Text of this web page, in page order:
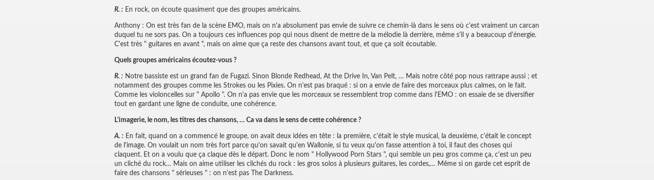
R. : En rock, on écoute quasiment que des groupes américains.
Anthony : On est très fan de la scène EMO, mais on n'a absolument pas envie de suivre ce chemin-là dans le sens où c'est vraiment un carcan
duquel tu ne sors pas. On a toujours ces influences pop qui nous disent de mettre de la mélodie là derrière, même s'il y a beaucoup d'énergie.
C'est très " guitares en avant ", mais on aime que ça reste des chansons avant tout, et que ça soit écoutable.
Quels groupes américains écoutez-vous ?
R. : Notre bassiste est un grand fan de Fugazi. Sinon Blonde Redhead, At the Drive In, Van Pelt, … Mais notre côté pop nous rattrape aussi ; et
notamment des groupes comme les Strokes ou les Pixies. On n'est pas braqué : si on a envie de faire des morceaux plus calmes, on le fait.
Comme les violoncelles sur " Apollo ". On n'a pas envie que les morceaux se ressemblent trop comme dans l'EMO : on essaie de se diversifier
tout en gardant une ligne de conduite, une cohérence.
L'imagerie, le nom, les titres des chansons, … Ca va dans le sens de cette cohérence ?
A. : En fait, quand on a commencé le groupe, on avait deux idées en tête : la première, c'était le style musical, la deuxième, c'était le concept
de l'image. On voulait un nom très fort parce qu'on savait qu'en Wallonie, si tu veux qu'on fasse attention à toi, il faut des choses qui
claquent. Et on a voulu que ça claque dès le départ. Donc le nom " Hollywood Porn Stars ", qui semble un peu gros comme ça, c'est un peu
un cliché du rock… Mais on aime utiliser les clichés du rock : les gros solos à plusieurs guitares, les cordes,… Même si on garde cet esprit de
faire des chansons " sérieuses " : on n'est pas The Darkness.